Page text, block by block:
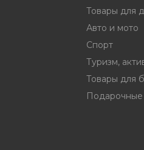
Товары для
Авто и мото
Спорт
Туризм,
Товары для
Подарочные